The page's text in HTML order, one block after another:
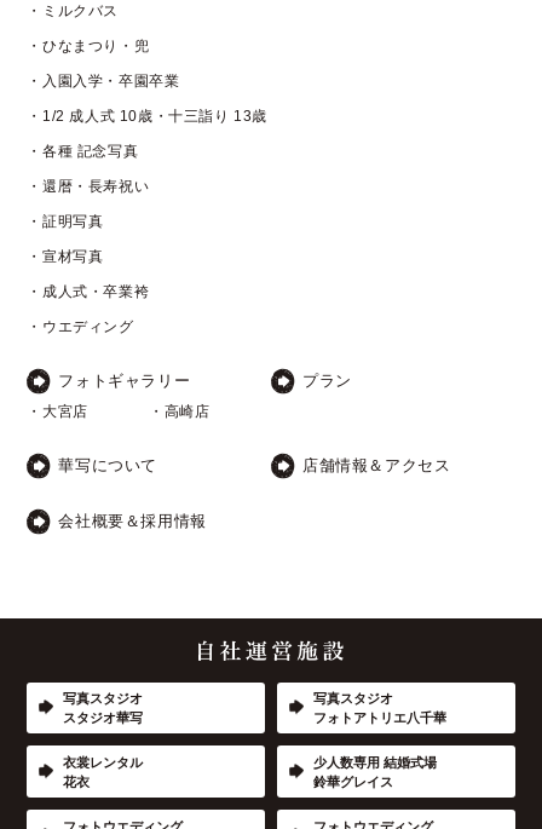
・ミルクバス
・ひなまつり・兜
・入園入学・卒園卒業
・1/2 成人式 10歳・十三詣り 13歳
・各種 記念写真
・還暦・長寿祝い
・証明写真
・宣材写真
・成人式・卒業袴
・ウエディング
フォトギャラリー
・大宮店 ・高崎店
プラン
華写について 店舗情報＆アクセス
会社概要＆採用情報
写真スタジオ
スタジオ華写
写真スタジオ
フォトアトリエ八千華
衣裳レンタル
花衣
少人数専用 結婚式場
鈴華グレイス